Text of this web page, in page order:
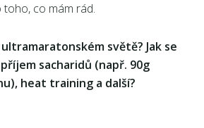
co mám rád.
světě? Jak se
sacharidů (např. 90g
heat training a další?